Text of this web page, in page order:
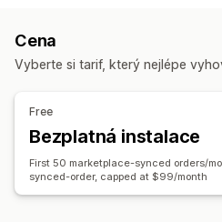
Řízení objednávek
Plnění z více míst
Hromadné
Jednotný panel
Synchronizace objednávek
Synchronizace produktů
Hromadné aktualizace
Objednávky
Produkty
Cena
Vyberte si tarif, který nejlépe
Free
Bezplatná instalace
First 50 marketplace-synced orders/
synced-order, capped at $99/month